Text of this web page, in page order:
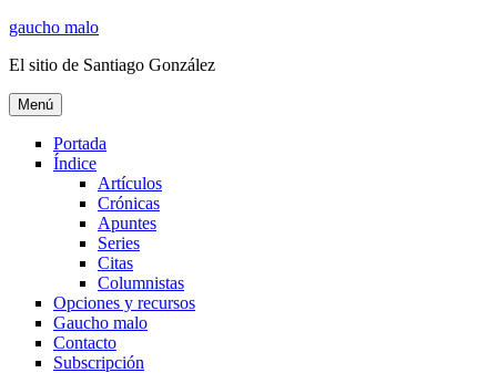
Ir
contenido
gaucho malo
El sitio de Santiago González
Menú
Portada
Índice
Artículos
Crónicas
Apuntes
Series
Citas
Columnistas
Opciones y recursos
Gaucho malo
Contacto
Subscripción